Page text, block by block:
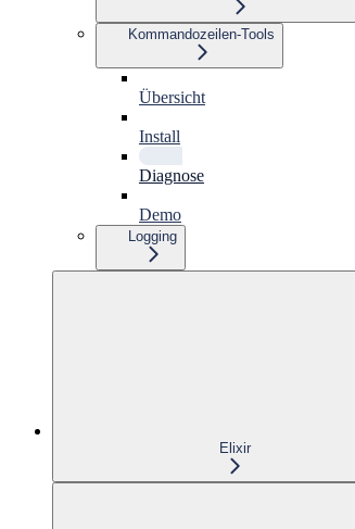
Kommandozeilen-Tools
Übersicht
Install
Diagnose
Demo
Logging
Elixir